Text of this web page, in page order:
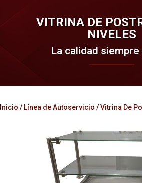
VITRINA DE
NIVELES
La calidad siempre
Inicio / Línea de Autoservicio / Vitrina De